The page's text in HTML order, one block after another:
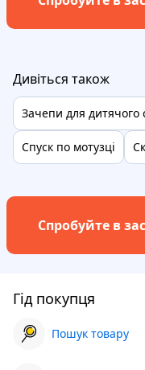
Дивіться також
Зачепи для дитячого
Спуск по мотузці
Спробуйте в
Гід покупця
Пошук товару